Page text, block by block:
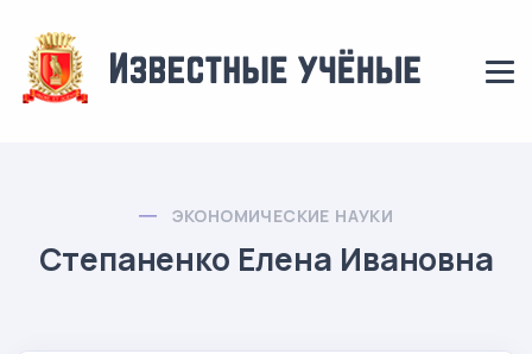
ЭКОНОМИЧЕСКИЕ НАУКИ
Степаненко Елена Ивановна